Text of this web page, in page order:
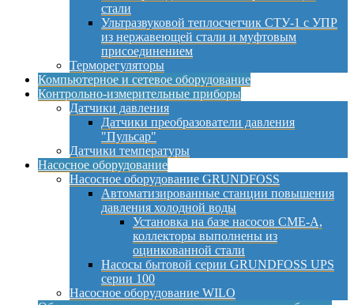
стали
Ультразвуковой теплосчетчик СТУ-1 с УПР
из нержавеющей стали и муфтовым
присоединением
Терморегуляторы
Компьютерное и сетевое оборудование
Контрольно-измерительные приборы
Датчики давления
Датчики преобразователи давления
"Пульсар"
Датчики температуры
Насосное оборудование
Насосное оборудование GRUNDFOSS
Автоматизированные станции повышения
давления холодной воды
Установка на базе насосов CME-A,
коллекторы выполнены из
оцинкованной стали
Насосы бытовой серии GRUNDFOSS UPS
серии 100
Насосное оборудование WILO